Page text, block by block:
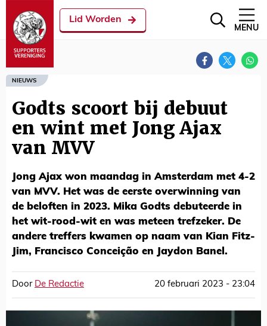
Lid Worden
MENU
NIEUWS
Godts scoort bij debuut
en wint met Jong Ajax
van MVV
Jong Ajax won maandag in Amsterdam met 4-2
van MVV. Het was de eerste overwinning van
de beloften in 2023. Mika Godts debuteerde in
het wit-rood-wit en was meteen trefzeker. De
andere treffers kwamen op naam van Kian Fitz-
Jim, Francisco Conceição en Jaydon Banel.
Door De Redactie 20 februari 2023 - 23:04